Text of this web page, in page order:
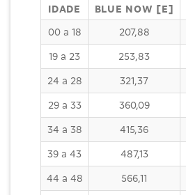
IDADE BLUE NOW [E]
00 a 18
207,88
19 a 23 253,83
24 a 28 321,37
29 a 33 360,09
34 a 38 415,36
39 a 43 487,13
44 a 48 566,11